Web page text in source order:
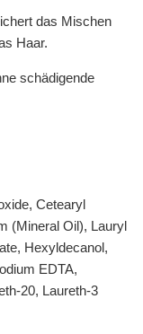
das Mischen
Haar.
schädigende
Cetearyl
(Mineral Oil), Lauryl
Hexyldecanol,
EDTA,
20, Laureth-3